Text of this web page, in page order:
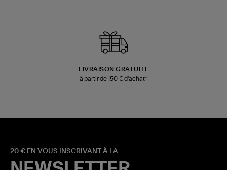
LIVRAISON GRATUITE
à partir de 150 € d'achat*
20 € EN VOUS INSCRIVANT À LA